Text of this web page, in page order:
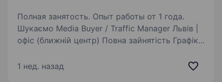
Полная занятость. Опыт работы от 1 года.
Шукаємо Media Buyer / Traffic Manager Львів |
офіс (ближній центр) Повна зайнятість Графік
віддалено) Ми — команда, що займається
1 нед. назад